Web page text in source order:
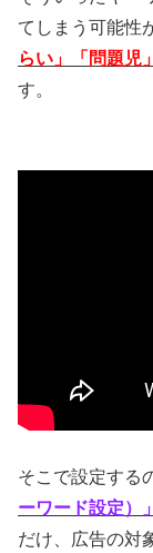
てしまう可能性
らい」「問題児
す。
そこで設定する
ーワード設定）」
だけ、広告の対